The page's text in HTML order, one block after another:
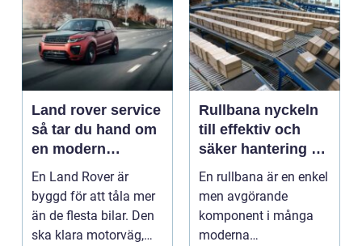
Land rover service
så tar du hand om
en modern
klassiker
En Land Rover är
byggd för att tåla mer
än de flesta bilar. Den
ska klara motorväg,
Rullbana nyckeln
till effektiv och
säker hantering av
gods
En rullbana är en enkel
men avgörande
komponent i många
moderna